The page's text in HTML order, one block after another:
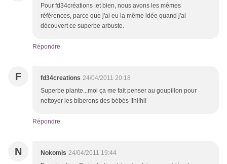
Pour fd34créations :et bien, nous avons les mêmes
références, parce que j'ai eu la même idée quand j'ai
découvert ce superbe arbuste.
Répondre
F fd34creations 24/04/2011 20:18
Superbe plante...moi ça me fait penser au goupillon pour
nettoyer les biberons des bébés !!hi!hi!
Répondre
N Nokomis 24/04/2011 19:44